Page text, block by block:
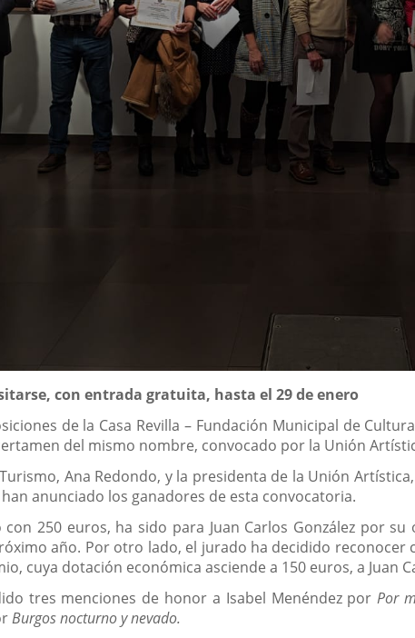
con entrada gratuita, hasta el 29 de enero
de la Casa Revilla – Fundación Municipal de
del mismo nombre, convocado por la Unión
Ana Redondo, y la presidenta de la Unión
anunciado los ganadores de esta convocatoria.
250 euros, ha sido para Juan Carlos González por su
año. Por otro lado, el jurado ha decidido reconocer
cuya dotación económica asciende a 150 euros, a Juan
tres menciones de honor a Isabel Menéndez porPor
Burgos nocturno y nevado.